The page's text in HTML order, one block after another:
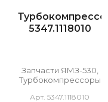
Турбокомпрессор
5347.1118010
Запчасти ЯМЗ-530,
Турбокомпрессоры
Арт. 5347.1118010